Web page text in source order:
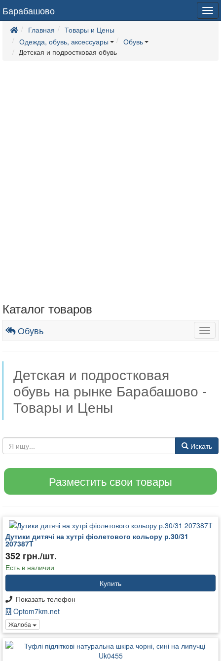
Барабашово
Главная
Товары и Цены
Одежда, обувь, аксессуары
Обувь
Детская и подростковая обувь
Каталог товаров
Обувь
Детская и подростковая
обувь на рынке Барабашово -
Товары и Цены
Искать
Разместить свои товары
Дутики дитячі на хутрі фіолетового кольору р.30/31
207387T
352 грн./шт.
Есть в наличии
Купить
Показать телефон
Optom7km.net
Жалоба